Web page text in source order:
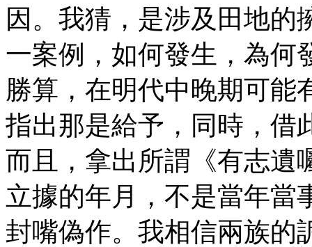
因。我猜，是涉及田地的
一案例，如何發生，為何
勝算，在明代中晚期可能
指出那是給予，同時，借
而且，拿出所謂《有志遺
立據的年月，不是當年當
封嘴偽作。我相信兩族的